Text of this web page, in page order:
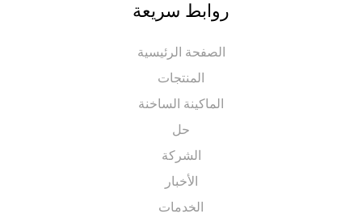
روابط سريعة
الصفحة الرئيسية
المنتجات
الماكينة الساخنة
الشركة
الخدمات